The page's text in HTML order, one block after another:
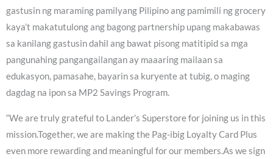
gastusin ng maraming pamilyang Pilipino ang pamimili ng grocery
kaya’t makatutulong ang bagong partnership upang makabawas
sa kanilang gastusin dahil ang bawat pisong matitipid sa mga
pangunahing pangangailangan ay maaaring mailaan sa
edukasyon, pamasahe, bayarin sa kuryente at tubig, o maging
dagdag na ipon sa MP2 Savings Program.
“We are truly grateful to Lander’s Superstore for joining us in this
mission.Together, we are making the Pag-ibig Loyalty Card Plus
even more rewarding and meaningful for our members.As we sign